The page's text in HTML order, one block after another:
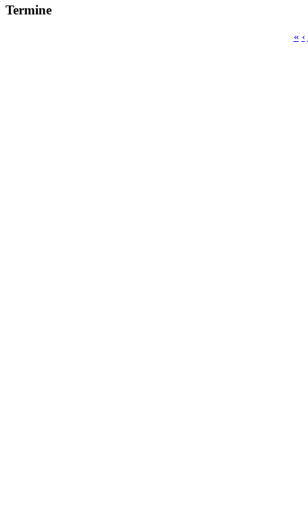
Termine
« ‹